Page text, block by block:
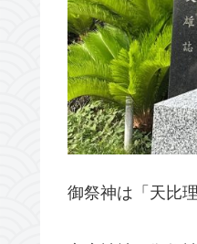
御祭神は「天比